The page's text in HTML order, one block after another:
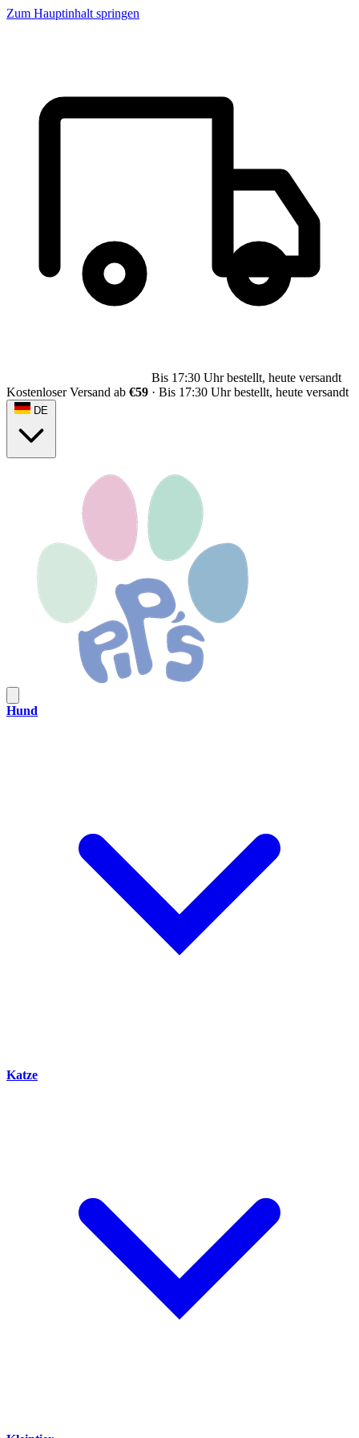
Zum Hauptinhalt springen
Bis 17:30 Uhr bestellt, heute versandt
Kostenloser Versand ab €59 · Bis 17:30 Uhr bestellt, heute versandt
DE
Hund
Katze